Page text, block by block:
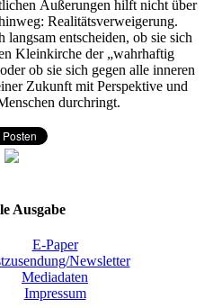
Äußerungen hilft nicht über
Realitätsverweigerung.
entscheiden, ob sie sich
Kleinkirche der „wahrhaftig
ob sie sich gegen alle inneren
Zukunft mit Perspektive und
durchringt.
Ausgabe
E-Paper
Newsletter
Mediadaten
Impressum